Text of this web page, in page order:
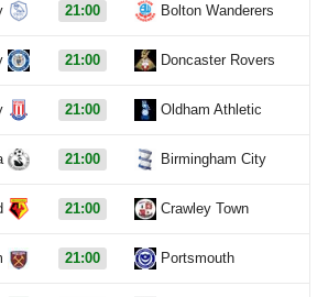
21:00 Bolton Wanderers
21:00 Doncaster Rovers
21:00 Oldham Athletic
21:00 Birmingham City
21:00 Crawley Town
21:00 Portsmouth